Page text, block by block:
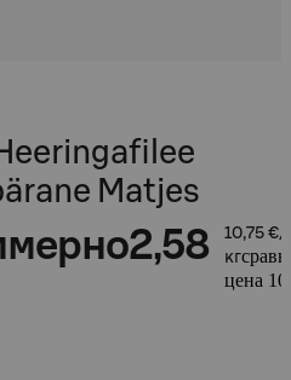
Matjes
2,58
10,75 €/
кг
цена